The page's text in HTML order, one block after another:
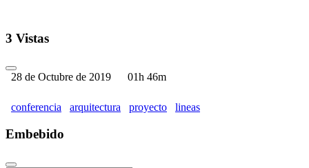
3 Vistas
28 de Octubre de 2019 01h 46m
conferencia arquitectura proyecto lineas
Embebido